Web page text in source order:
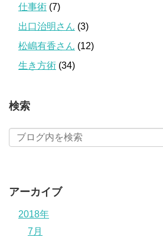
仕事術 (7)
出口治明さん (3)
松嶋有香さん (12)
生き方術 (34)
検索
アーカイブ
2018年
7月